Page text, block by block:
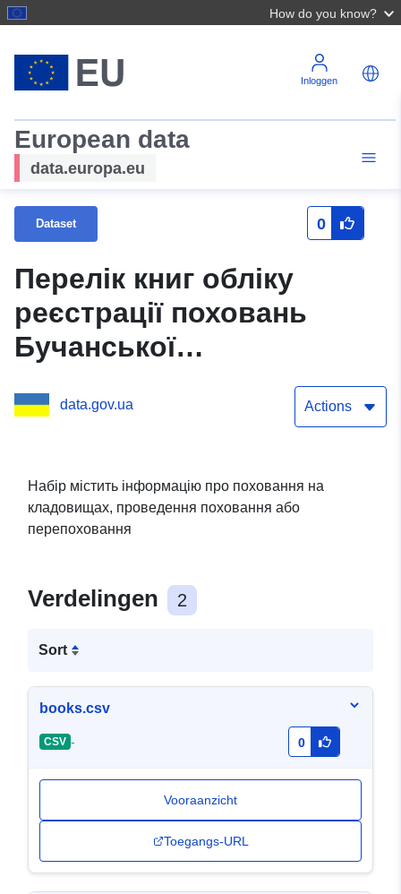
How do you know?
Inloggen
European data
data.europa.eu
Dataset 0
Перелік книг обліку
реєстрації поховань
Бучанської
територіальної громади
data.gov.ua Actions
Набір містить інформацію про поховання на
кладовищах, проведення поховання або
перепоховання
Verdelingen 2
Sort
books.csv
CSV - 0
Vooraanzicht
Toegangs-URL